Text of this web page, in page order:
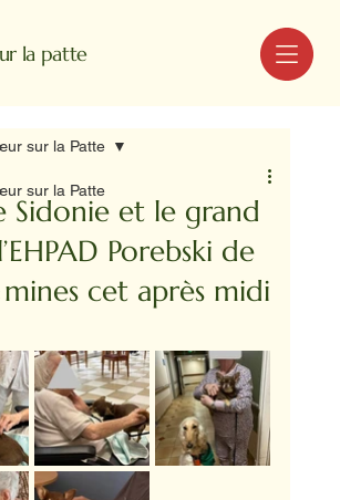
la patte MENU
sur la Patte
sur la Patte
Sidonie et le grand
Porebski de
mines cet après midi